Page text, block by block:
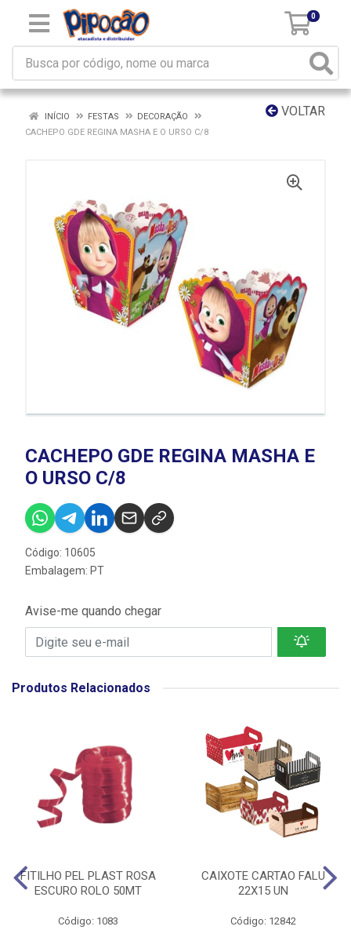
0
VOLTAR
INÍCIO FESTAS
DECORAÇÃO
CACHEPO GDE REGINA MASHA E O URSO C/8
CACHEPO GDE REGINA MASHA E
O URSO C/8
Código: 10605
Embalagem: PT
Avise-me quando chegar
Produtos Relacionados
FITILHO PEL PLAST ROSA
ESCURO ROLO 50MT
Código: 1083
CAIXOTE CARTAO FALU
22X15 UN
Código: 12842